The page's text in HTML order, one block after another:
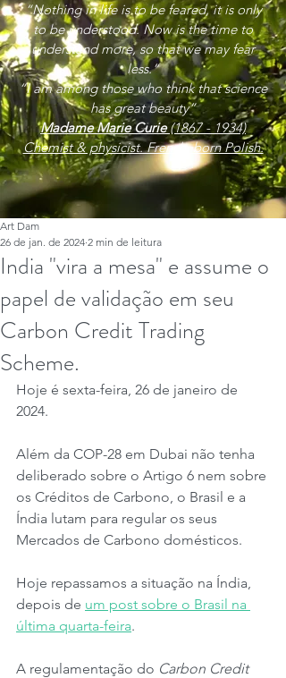
“Nothing in life is to be feared, it is only
to be understood. Now is the time to
understand more, so that we may fear
less.”
“I am among those who think that science
has great beauty”
Madame Marie Curie(1867 - 1934)
Chemist & physicist. French, born Polish.
India "vira a mesa" e assume o
papel de validação em seu
Carbon Credit Trading
Scheme.
Art Dam
26 de jan. de 2024 2 min de leitura
Hoje é sexta-feira, 26 de janeiro de
2024.
Além da COP-28 em Dubai não tenha
deliberado sobre o Artigo 6 nem sobre
os Créditos de Carbono, o Brasil e a
Índia lutam para regular os seus
Mercados de Carbono domésticos.
Hoje repassamos a situação na Índia,
depois de um post sobre o Brasil na
última quarta-feira.
A regulamentação do Carbon Credit